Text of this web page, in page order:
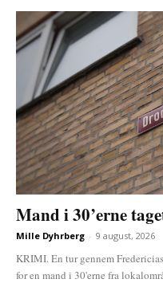
Mand i 30’erne
Mille Dyhrberg - 9 august, 2026
KRIMI. En tur gennem
for en mand i 30'erne fra